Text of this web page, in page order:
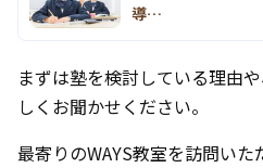
導…
まずは塾を検討している理由
しくお聞かせください。
最寄りのWAYS教室を訪問いた